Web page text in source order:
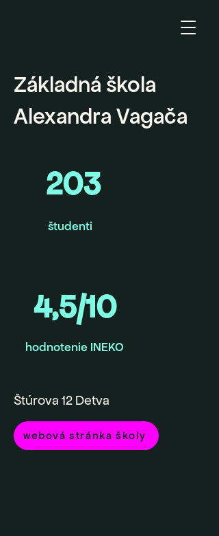
Základná škola
Alexandra Vagača
203
študenti
4,5/10
hodnotenie INEKO
Štúrova 12 Detva
webová stránka školy